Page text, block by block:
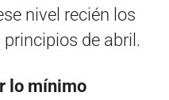
nivel recién los
de abril.
lo mínimo